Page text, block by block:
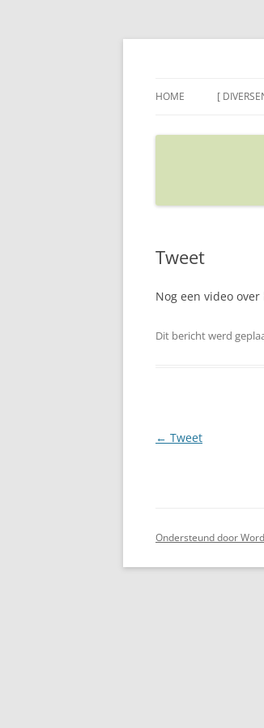
Ga
HOME [
Tweet
Nog een video over
Dit bericht werd
Berichtnavigatie
← Tweet
Ondersteund door